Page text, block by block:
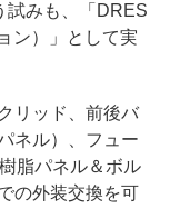
試みも、「DRES
ン）」として実
リッド、前後バ
ネル）、フュー
脂パネル＆ボル
の外装交換を可